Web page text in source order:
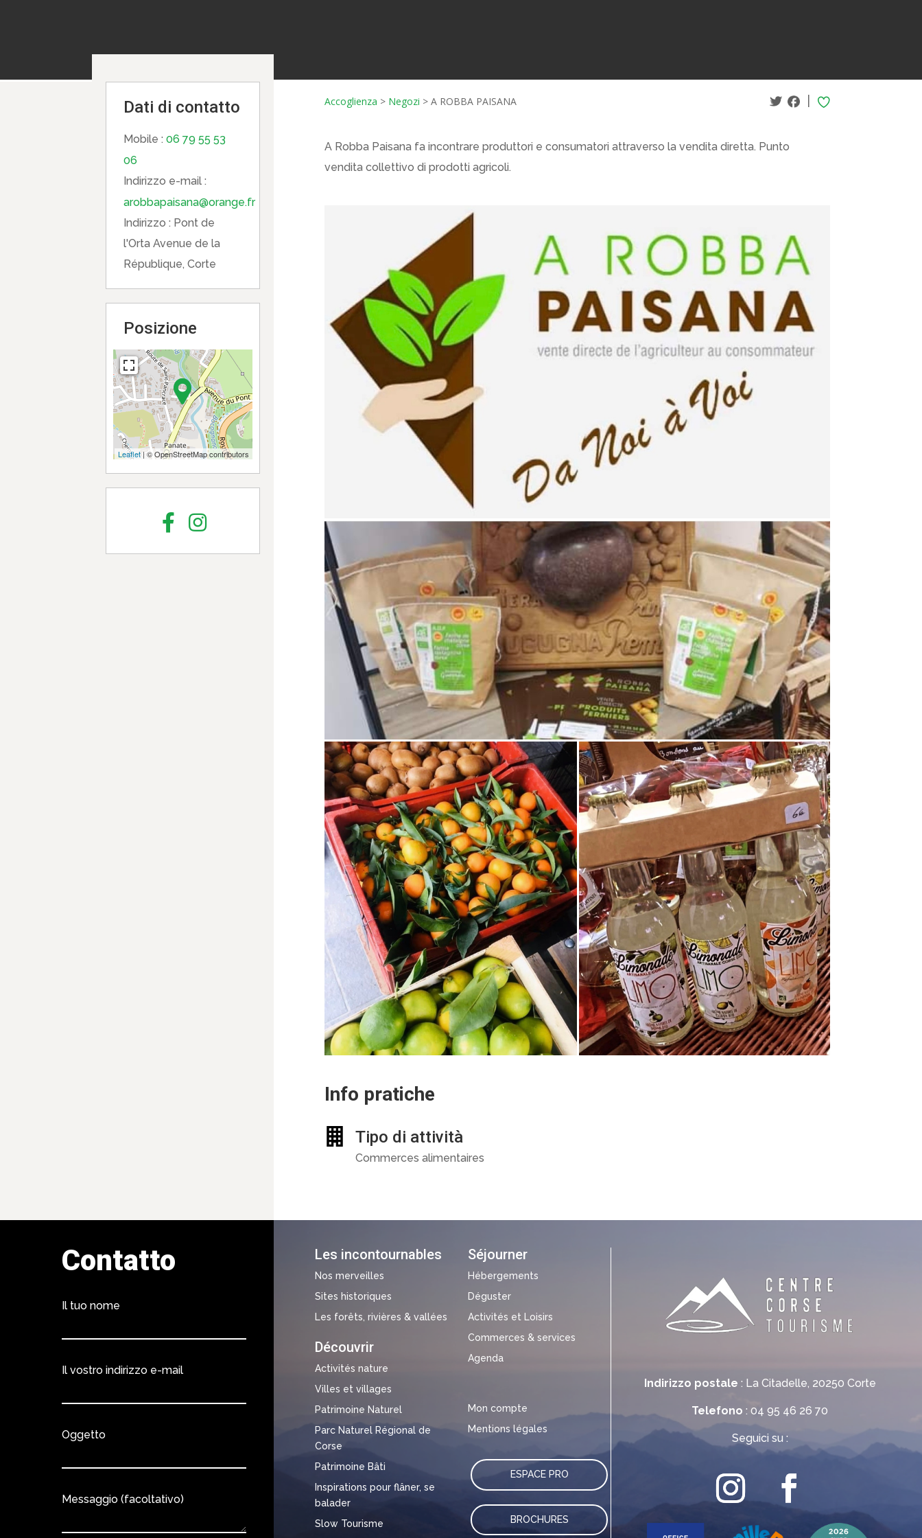
Accoglienza > Negozi > A ROBBA PAISANA |
Dati di contatto
Mobile :06 79 55 53
06
Indirizzo e-mail :
arobbapaisana@orange.fr
Indirizzo : Pont de
l'Orta Avenue de la
République, Corte
Posizione
Leaflet| © OpenStreetMap contributors
A Robba Paisana fa incontrare produttori e consumatori attraverso la vendita diretta. Punto
vendita collettivo di prodotti agricoli.
Info pratiche
Tipo di attività
Commerces alimentaires
Indirizzo postale : La Citadelle, 20250 Corte
Telefono : 04 95 46 26 70
Seguici su :
Les incontournables
Nos merveilles
Sites historiques
Les forêts, rivières & vallées
Découvrir
Activités nature
Villes et villages
Patrimoine Naturel
Parc Naturel Régional de
Corse
Patrimoine Bâti
Inspirations pour flâner, se
balader
Slow Tourisme
Séjourner
Hébergements
Déguster
Activités et Loisirs
Commerces & services
Agenda
Mon compte
Mentions légales
ESPACE PRO
BROCHURES
Contatto
Il tuo nome
Il vostro indirizzo e-mail
Oggetto
Messaggio (facoltativo)